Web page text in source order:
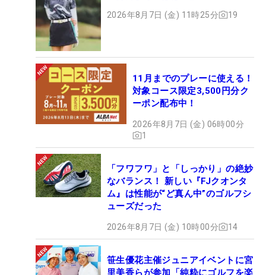
2026年8月7日 (金) 11時25分 19
11月までのプレーに使える！
対象コース限定3,500円分ク
ーポン配布中！
2026年8月7日 (金) 06時00分
1
「フワフワ」と「しっかり」の絶妙
なバランス！ 新しい『FJクオンタ
ム』は性能が“ど真ん中”のゴルフシ
ューズだった
2026年8月7日 (金) 10時00分 14
笹生優花主催ジュニアイベントに宮
里美香らが参加「純粋にゴルフを楽